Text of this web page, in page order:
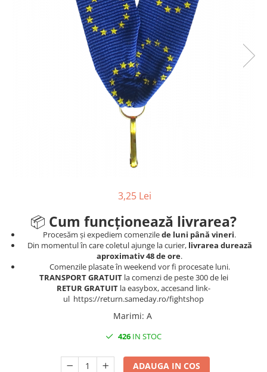
3,25 Lei
📦 Cum funcționează livrarea?
Procesăm și expediem comenzilede luni până vineri.
Din momentul în care coletul ajunge la curier, livrarea durează
aproximativ 48 de ore.
Comenzile plasate în weekend vor fi procesate luni.
TRANSPORT GRATUITla comenzi de peste 300 de lei
RETUR GRATUIT la easybox, accesand link-
ul https://return.sameday.ro/fightshop
Marimi: A
426 IN STOC
ADAUGA IN COS